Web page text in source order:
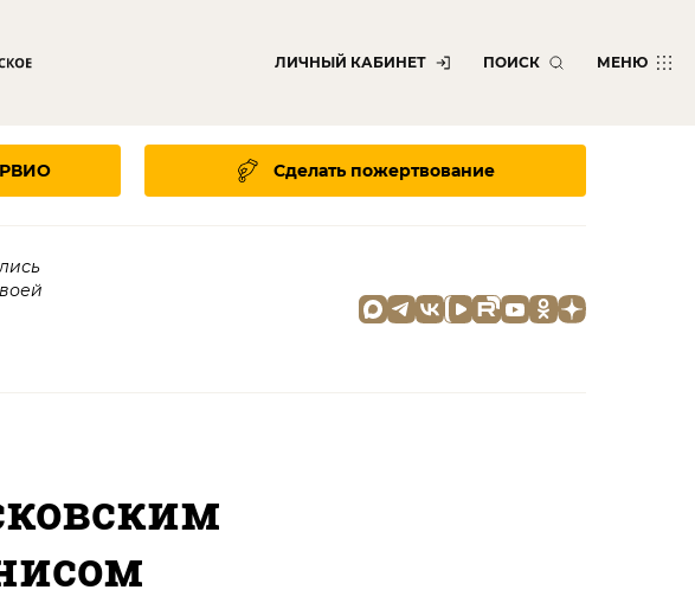
ЛИЧНЫЙ КАБИНЕТ ПОИСК МЕНЮ
РВИО Сделать пожертвование